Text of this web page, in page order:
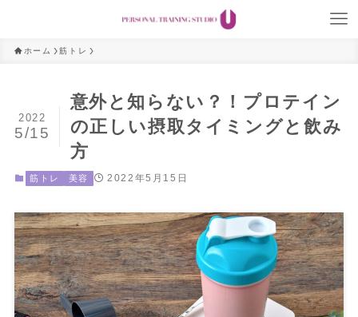
ホーム 筋トレ
意外と知らない？！プロテイン
の正しい摂取タイミングと飲み
方
2022
5/15
筋トレ 美容 2022年5月15日